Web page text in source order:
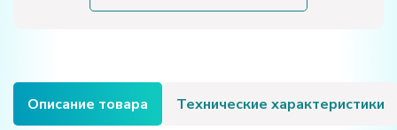
Описание товара Технические характеристики